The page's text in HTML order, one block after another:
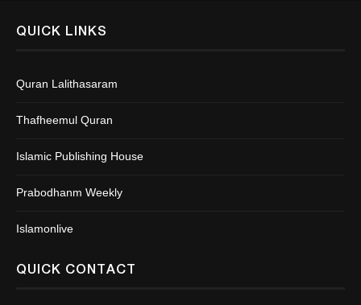
QUICK LINKS
Quran Lalithasaram
Thafheemul Quran
Islamic Publishing House
Prabodhanm Weekly
Islamonlive
QUICK CONTACT